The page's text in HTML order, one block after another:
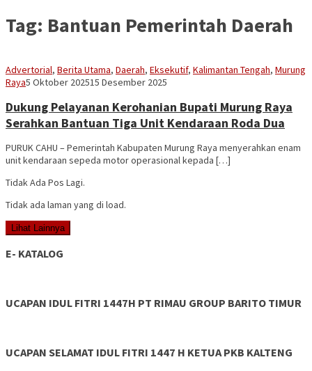
Tag: Bantuan Pemerintah Daerah
Advertorial, Berita Utama, Daerah, Eksekutif, Kalimantan Tengah, Murung
RayaSekber
5 Oktober 202515 Desember 2025
Dukung Pelayanan Kerohanian Bupati Murung Raya
Serahkan Bantuan Tiga Unit Kendaraan Roda Dua
PURUK CAHU – Pemerintah Kabupaten Murung Raya menyerahkan enam
unit kendaraan sepeda motor operasional kepada […]
Tidak Ada Pos Lagi.
Tidak ada laman yang di load.
Lihat Lainnya
E- KATALOG
UCAPAN IDUL FITRI 1447H PT RIMAU GROUP BARITO TIMUR
UCAPAN SELAMAT IDUL FITRI 1447 H KETUA PKB KALTENG